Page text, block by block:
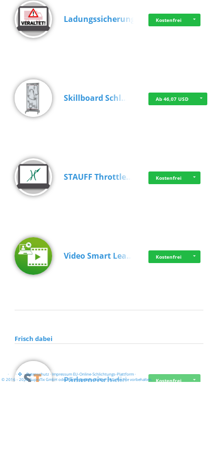
Ladungssicherung Kostenfrei
Skillboard Schl… Ab 46,07 USD
STAUFF Throttle… Kostenfrei
Video Smart Lea… Kostenfrei
Frisch dabei
Pädagogisch-did… Kostenfrei
· · ·Datenschutz·Impressum EU-Online-Schlichtungs-Plattform·
© 2016 - 2026 SupraTix GmbH oder Partnergesellschaften - Alle Rechte vorbehalten.